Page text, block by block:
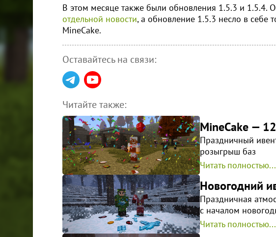
В этом месяце также были обновления 1.5.3 и 1.5.4.
отдельной новости, а обновление 1.5.3 несло в себе
MineCake.
Оставайтесь на связи:
Читайте также:
MineCake —
Праздничный
розыгрыш баз
Читать полностью...
Новогодний
Праздничная
с началом
Читать полностью...